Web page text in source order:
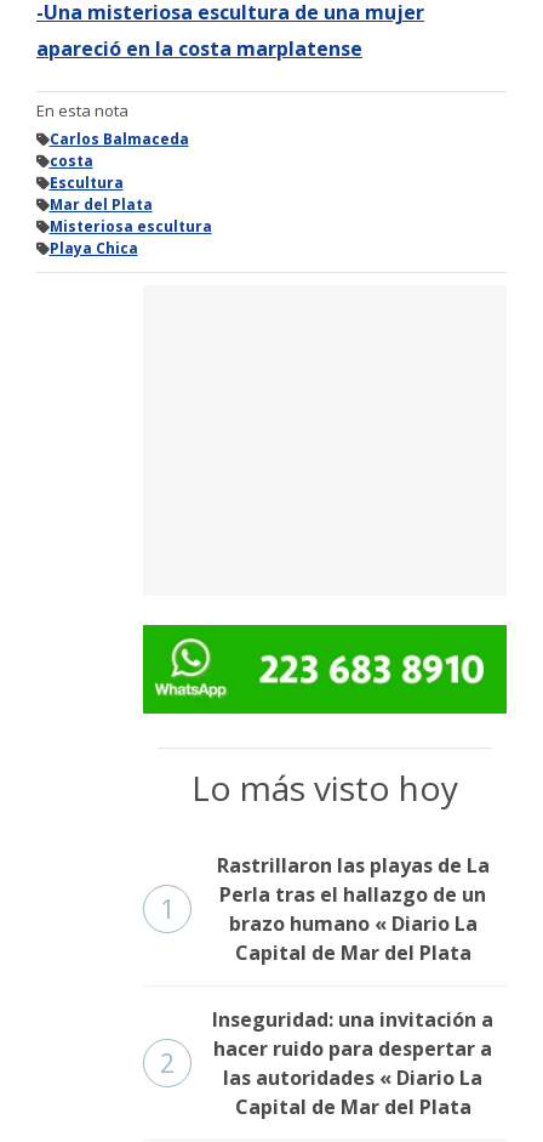
-Una misteriosa escultura de una mujer
apareció en la costa marplatense
En esta nota
Carlos Balmaceda
costa
Escultura
Mar del Plata
Misteriosa escultura
Playa Chica
Lo más visto hoy
1
Rastrillaron las playas de La
Perla tras el hallazgo de un
brazo humano « Diario La
Capital de Mar del Plata
2
Inseguridad: una invitación a
hacer ruido para despertar a
las autoridades « Diario La
Capital de Mar del Plata